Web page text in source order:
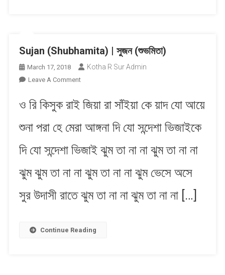
Sujan (Shubhamita) | সুজন (শুভমিতা)
March 17, 2018 Kotha R Sur Admin
Leave A CommentOn
(Shubhamita)
সুজন
ও রি কিসুক রাই জিয়া রা সাঁইয়া কে য়াদ যো আয়ে
শুনা পরা হে মেরা আঙ্গনা দি যো সন্দেশা ভিজাইকে
দি যো সন্দেশা ভিজাই ঝুম তা না না ঝুম তা না না
ঝুম ঝুম তা না না ঝুম তা না না ঝুম ভেসে অসে
সুর উদাসী রাতে ঝুম তা না না ঝুম তা না না […]
Continue Reading